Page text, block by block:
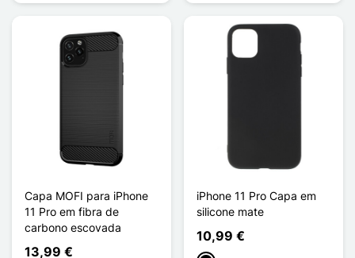
Capa MOFI para iPhone
11 Pro em fibra de
carbono escovada
13,99 €
iPhone 11 Pro Capa em
silicone mate
10,99 €